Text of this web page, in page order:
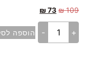
109
₪
73
₪
+
- הוספה